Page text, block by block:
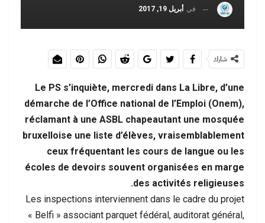
في أبريل 19, 2017
شارك
Le PS s’inquiète, mercredi dans La Libre, d’une
démarche de l’Office national de l’Emploi (Onem),
réclamant à une ASBL chapeautant une mosquée
bruxelloise une liste d’élèves, vraisemblablement
ceux fréquentant les cours de langue ou les
écoles de devoirs souvent organisées en marge
des activités religieuses.
Les inspections interviennent dans le cadre du projet
« Belfi » associant parquet fédéral, auditorat général,